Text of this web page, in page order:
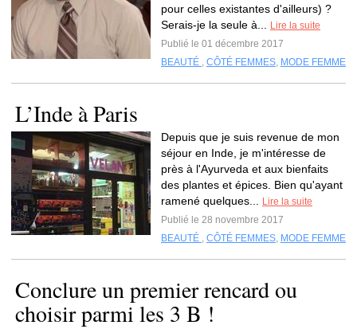
pour celles existantes d'ailleurs) ?
Serais-je la seule à...
Lire la suite
Publié le 01 décembre 2017
BEAUTÉ , CÔTÉ FEMMES, MODE FEMME
L’Inde à Paris
Depuis que je suis revenue de mon
séjour en Inde, je m'intéresse de
près à l'Ayurveda et aux bienfaits
des plantes et épices. Bien qu'ayant
ramené quelques...
Lire la suite
Publié le 28 novembre 2017
BEAUTÉ , CÔTÉ FEMMES, MODE FEMME
Conclure un premier rencard ou
choisir parmi les 3 B !